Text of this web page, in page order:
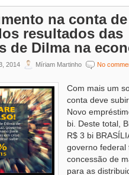
na conta
resultados das
de Dilma na
2014 Míriam Martinho No
Com mais um
conta deve
Novo
bi. Deste total,
R$ 3 bi
governo federal
concessão de
para as